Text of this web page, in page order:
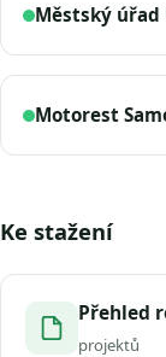
Městský
Motorest
Ke stažení
Přehled
projektů